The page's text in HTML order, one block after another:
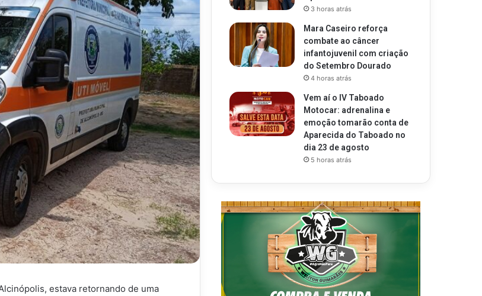
estava retornando de uma
3 horas atrás
Mara Caseiro reforça
combate ao câncer
infantojuvenil com criação
do Setembro Dourado
4 horas atrás
Vem aí o IV Taboado
Motocar: adrenalina e
emoção tomarão conta de
Aparecida do Taboado no
dia 23 de agosto
5 horas atrás